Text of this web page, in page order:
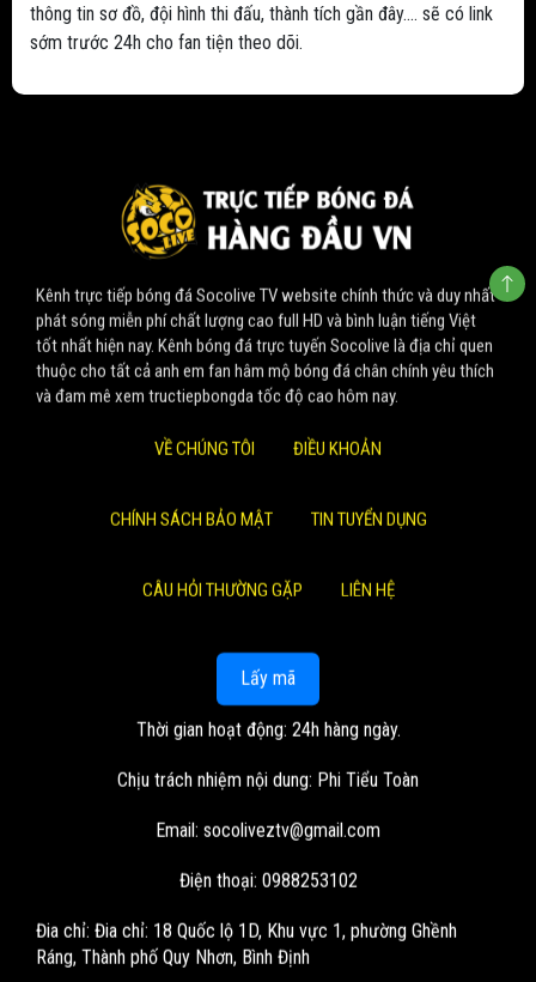
thông tin sơ đồ, đội hình thi đấu, thành tích gần đây.... sẽ có link
sớm trước 24h cho fan tiện theo dõi.
Kênh trực tiếp bóng đá Socolive TV website chính thức và duy nhất
phát sóng miễn phí chất lượng cao full HD và bình luận tiếng Việt
tốt nhất hiện nay. Kênh bóng đá trực tuyến Socolive là địa chỉ quen
thuộc cho tất cả anh em fan hâm mộ bóng đá chân chính yêu thích
và đam mê xem tructiepbongda tốc độ cao hôm nay.
VỀ CHÚNG TÔI ĐIỀU KHOẢN
CHÍNH SÁCH BẢO MẬT TIN TUYỂN DỤNG
CÂU HỎI THƯỜNG GẶP LIÊN HỆ
Lấy mã
Thời gian hoạt động: 24h hàng ngày.
Chịu trách nhiệm nội dung: Phi Tiểu Toàn
Email: socoliveztv@gmail.com
Điện thoại: 0988253102
Đia chỉ: Đia chỉ: 18 Quốc lộ 1D, Khu vực 1, phường Ghềnh
Ráng, Thành phố Quy Nhơn, Bình Định